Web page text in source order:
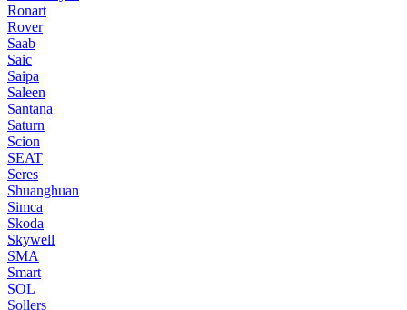
Ronart
Rover
Saab
Saic
Saipa
Saleen
Santana
Saturn
Scion
SEAT
Seres
Shuanghuan
Simca
Skoda
Skywell
SMA
Smart
SOL
Sollers